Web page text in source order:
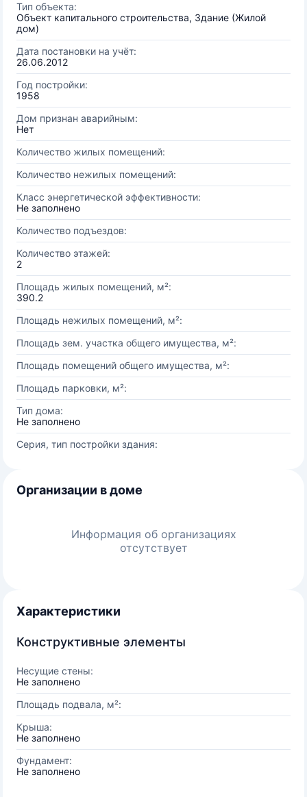
Тип объекта:
Объект капитального строительства, Здание (Жилой
дом)
Дата постановки на учёт:
26.06.2012
Год постройки:
1958
Дом признан аварийным:
Нет
Количество жилых помещений:
Количество нежилых помещений:
Класс энергетической эффективности:
Не заполнено
Количество подъездов:
Количество этажей:
2
Площадь жилых помещений, м²:
390.2
Площадь нежилых помещений, м²:
Площадь зем. участка общего имущества, м²:
Площадь помещений общего имущества, м²:
Площадь парковки, м²:
Тип дома:
Не заполнено
Серия, тип постройки здания:
Организации в доме
Информация об организациях
отсутствует
Характеристики
Конструктивные элементы
Несущие стены:
Не заполнено
Площадь подвала, м²:
Крыша:
Не заполнено
Фундамент:
Не заполнено